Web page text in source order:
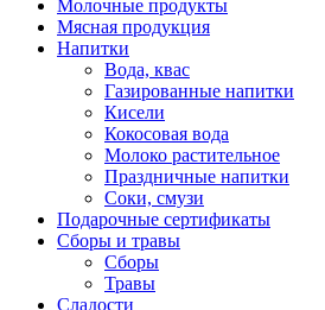
Молочные продукты
Мясная продукция
Напитки
Вода, квас
Газированные напитки
Кисели
Кокосовая вода
Молоко растительное
Праздничные напитки
Соки, смузи
Подарочные сертификаты
Сборы и травы
Сборы
Травы
Сладости